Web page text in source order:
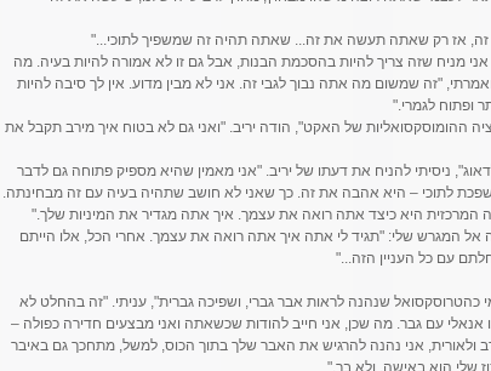
אז רק שאתה תעשה את זה... שאתה תהיה זה שמשפיך לתוכי..."
מניח שזה צריך להיות בהסכמת הבנות, אבל גם זו לא אמורה להיות בעיה. מה
"זה שמשום מה אתה נבוך לגבי זה. אני לא מבין מדוע. אין לך סיבה להיות
ופתוח לגמרי."
ההומוסקסואליות של האקט", הודה יריב. "ואני גם לא בטוח איך מירב תקבל את
ניסיתי להניח את דעתו של יריב. "אני מאמין שהיא מספיק פתוחה גם לדבר
לתוכי – היא אהבה את זה. כך שאני לא חושב שתהיה בעיה עם זה מבחינתה.
המרכזית היא כיצד אתה רואה את עצמך. איך אתה מגדיר את המיניות שלך."
אל המגרש שלי: "תגיד לי אתה איך אתה רואה את עצמך. אחרי הכל, אלו הייתם
עם כל העניין הזה..."
כהטרוסקסואל שנהנה לראות אבר גברי, ושפיכה גברית", עניתי. "זה בהחלט לא
אנאלי עם גבר. מה שכן, אני חייב להודות שכשאתה ואני מבצעים חדירה כפולה –
ולאורית, אני נהנה להרגיש את האבר שלך בתוך הכוס, למשל, מתחכך גם באיבר
שלי הוא באישה, ולא בך."